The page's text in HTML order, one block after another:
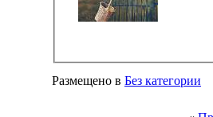
Размещено в Без категории